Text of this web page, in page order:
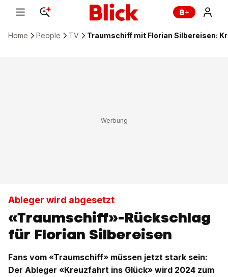
Home People TV Traumschiff mit Florian Silbereisen:
Ableger wird abgesetzt
«Traumschiff»-Rückschlag
für Florian Silbereisen
Fans vom «Traumschiff» müssen jetzt stark sein:
Der Ableger «Kreuzfahrt ins Glück» wird 2024 zum